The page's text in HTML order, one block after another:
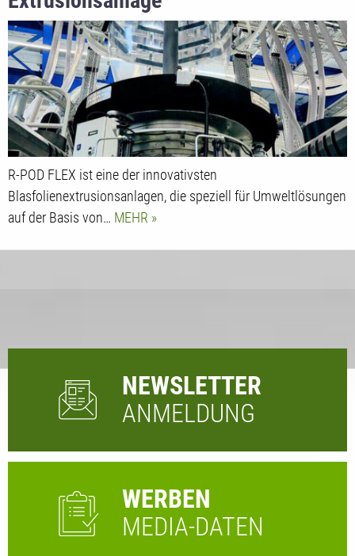
R-POD FLEX ist eine der innovativsten
Blasfolienextrusionsanlagen, die speziell für Umweltlösungen
auf der Basis von… MEHR
NEWSLETTER
ANMELDUNG
WERBEN
MEDIA-DATEN